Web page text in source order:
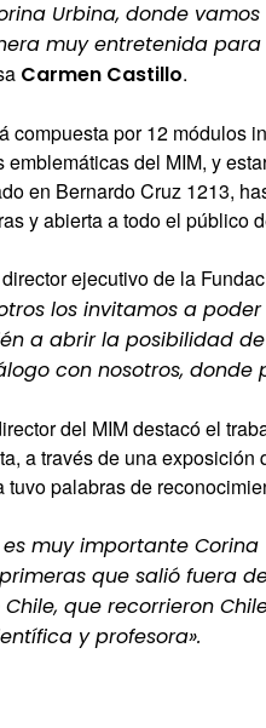
Urbina, donde
muy entretenida
Carmen Castillo.
compuesta por 12 módulos
emblemáticas del MIM, y
en Bernardo Cruz 1213,
y abierta a todo el público
ejecutivo de la
los invitamos a
a abrir la posibilidad
con nosotros, donde
del MIM destacó el
a través de una
tuvo palabras de
muy importante
que salió fuera
que recorrieron
y profesora».